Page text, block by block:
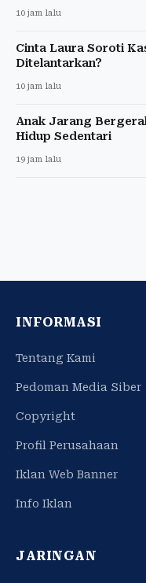
10 jam lalu
Cinta Laura Soroti
Ditelantarkan?
10 jam lalu
Anak Jarang
Hidup Sedentari
19 jam lalu
INFORMASI
Tentang Kami
Pedoman Media Siber
Copyright
Profil Perusahaan
Iklan Web Banner
Info Iklan
JARINGAN